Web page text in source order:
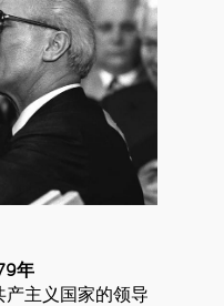
年
主义国家的领导